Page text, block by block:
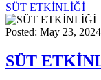
SÜT ETKİNLİĞİ
Posted: May 23, 2024
SÜT